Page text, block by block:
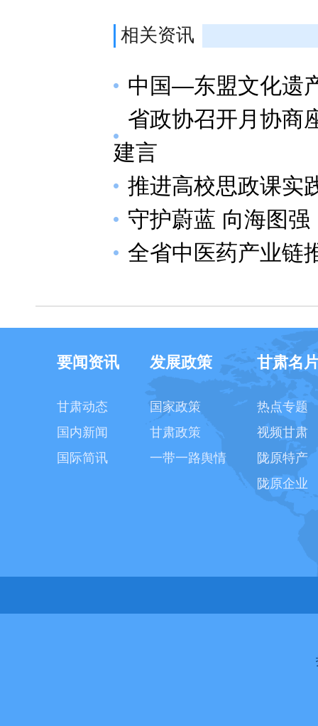
相关资讯
中国—东盟文化遗
省政协召开月协商
建言
推进高校思政课实
守护蔚蓝 向海图强
全省中医药产业链
要闻资讯
甘肃动态
国内新闻
国际简讯
发展政策
国家政策
甘肃政策
一带一路舆情
甘肃名
热点专题
视频甘肃
陇原特产
陇原企业